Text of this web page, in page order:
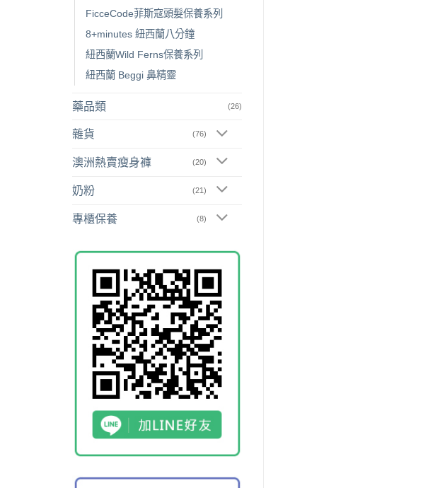
FicceCode菲斯寇頭髮保養系列
8+minutes 紐西蘭八分鐘
紐西蘭Wild Ferns保養系列
紐西蘭 Beggi 鼻精靈
藥品類 (26)
雜貨 (76)
澳洲熱賣瘦身褲 (20)
奶粉 (21)
專櫃保養 (8)